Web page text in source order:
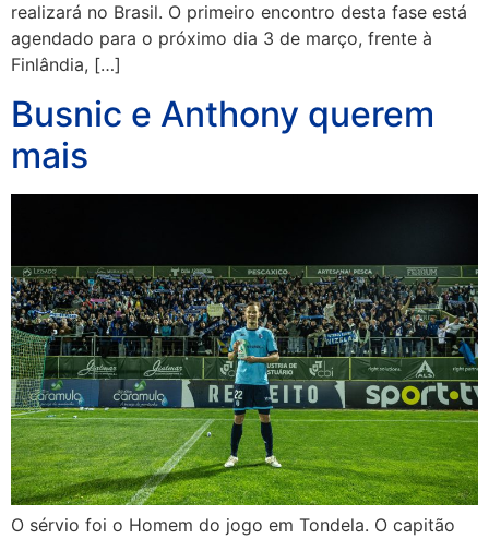
realizará no Brasil. O primeiro encontro desta fase está
agendado para o próximo dia 3 de março, frente à
Finlândia, […]
Busnic e Anthony querem
mais
O sérvio foi o Homem do jogo em Tondela. O capitão